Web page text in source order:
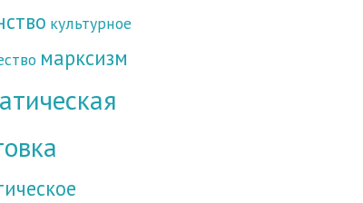
культурное
марксизм